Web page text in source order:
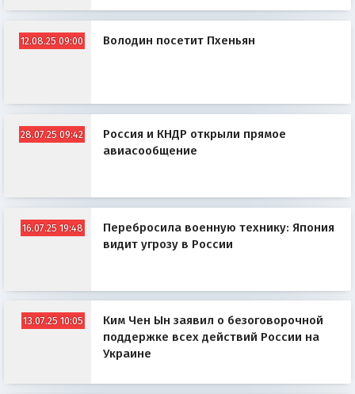
12.08.25 09:00 Володин посетит Пхеньян
28.07.25 09:42
Россия и КНДР открыли прямое
авиасообщение
16.07.25 19:48
Перебросила военную технику: Япония
видит угрозу в России
13.07.25 10:05
Ким Чен Ын заявил о безоговорочной
поддержке всех действий России на
Украине